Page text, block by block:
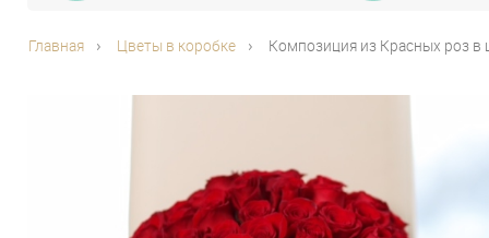
Главная Цветы в коробке Композиция из Красных роз в